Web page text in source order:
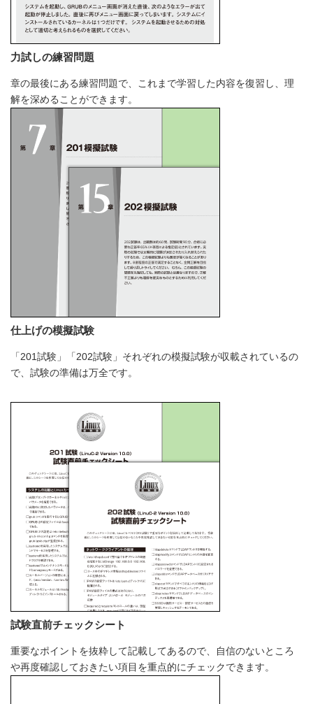
力試しの練習問題
章の最後にある練習問題で、これまで学習した内容を復習し、理
解を深めることができます。
仕上げの模擬試験
「201試験」「202試験」それぞれの模擬試験が収載されているの
で、試験の準備は万全です。
試験直前チェックシート
重要なポイントを抜粋して記載してあるので、自信のないところ
や再度確認しておきたい項目を重点的にチェックできます。